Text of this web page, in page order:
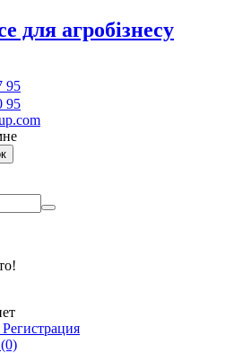
для агробізнесу
95
95